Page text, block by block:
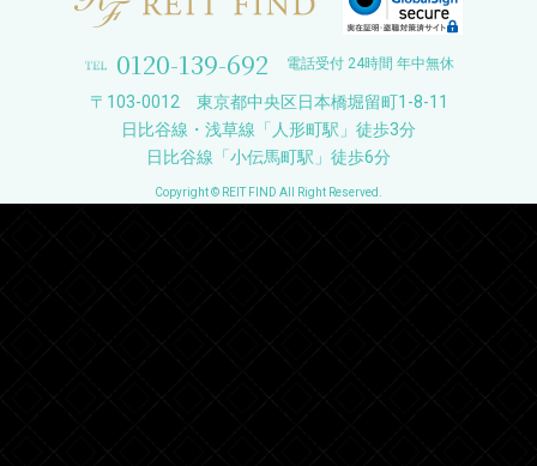
0120-139-692 電話受付 24時間 年中無休
〒103-0012 東京都中央区日本橋堀留町1-8-11
日比谷線・浅草線「人形町駅」徒歩3分
日比谷線「小伝馬町駅」徒歩6分
Copyright © REIT FIND All Right Reserved.